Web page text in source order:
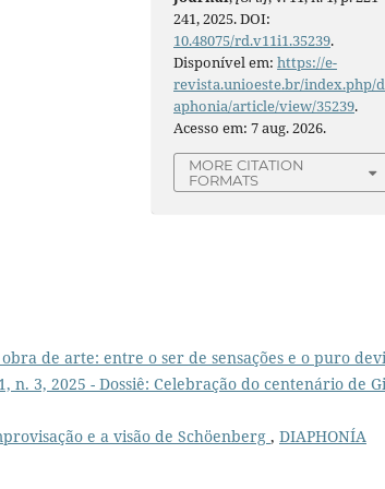
241, 2025. DOI:
10.48075/rd.v11i1.35239.
Disponível em:https://e-
revista.unioeste.br/index.php/
aphonia/article/view/35239.
Acesso em: 7 aug. 2026.
MORE CITATION
FORMATS
de arte: entre o ser de sensações e o puro
n. 3, 2025 - Dossiê: Celebração do centenário de
e a visão de Schöenberg , DIAPHONÍA